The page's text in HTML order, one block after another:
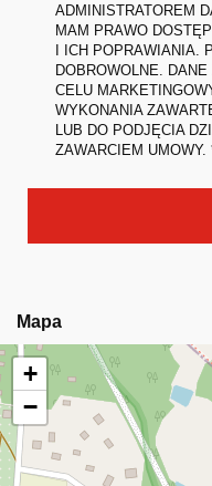
ADMINISTRATOREM
MAM PRAWO
I ICH POPRAWIANIA.
DOBROWOLNE.
CELU
WYKONANIA
LUB DO PODJĘCIA
ZAWARCIEM UMOWY.
Mapa
+
−